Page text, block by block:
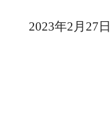
2023年2月27日